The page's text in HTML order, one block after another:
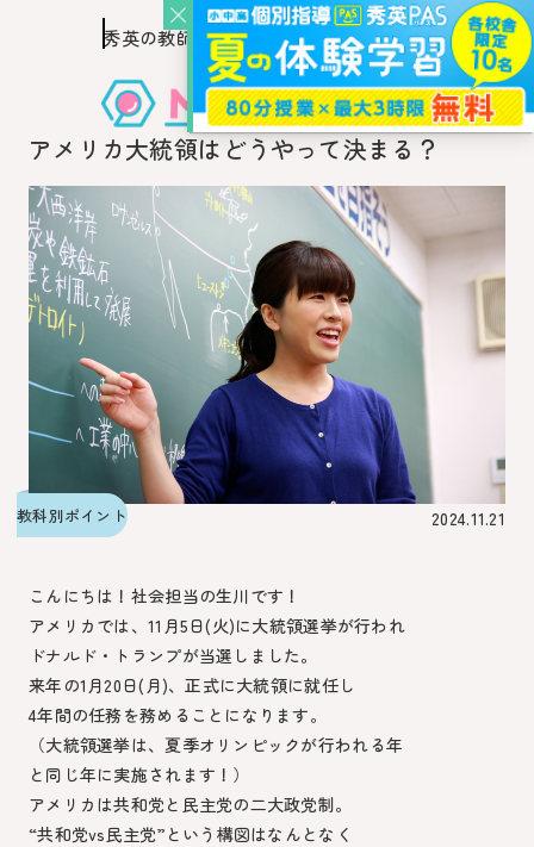
このページの本文へ移動
秀英の教師を知り、
秀英の教師から教わるウェブ・メディア
アメリカ大統領はどうやって決まる？
教科別ポイント 2024.11.21
こんにちは！社会担当の生川です！
アメリカでは、11月5日(火)に大統領選挙が行われ
ドナルド・トランプが当選しました。
来年の1月20日(月)、正式に大統領に就任し
4年間の任務を務めることになります。
（大統領選挙は、夏季オリンピックが行われる年
と同じ年に実施されます！）
アメリカは共和党と民主党の二大政党制。
“共和党vs民主党”という構図はなんとなく